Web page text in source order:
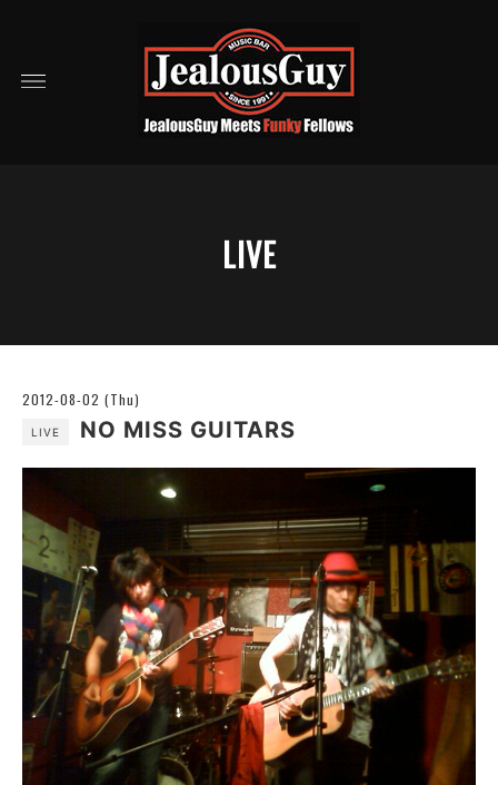
LIVE
2012-08-02 (Thu)
LIVE NO MISS GUITARS